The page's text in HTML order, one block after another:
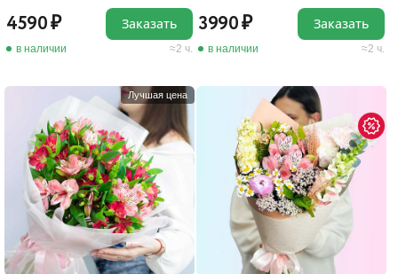
4590
в наличии 2 ч.
Заказать 3990
в наличии 2 ч.
Заказать
Лучшая цена